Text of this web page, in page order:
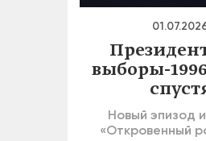
выборы-
Новый эпизод
«Откровенный